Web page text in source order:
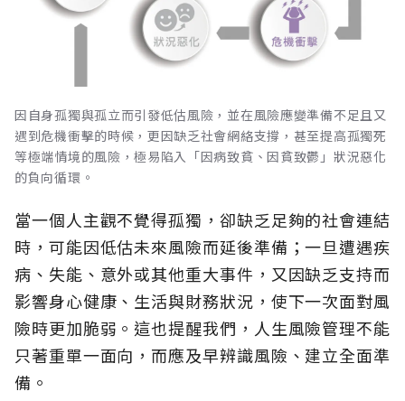
因自身孤獨與孤立而引發低估風險，並在風險應變準備不足且又
遇到危機衝擊的時候，更因缺乏社會網絡支撐，甚至提高孤獨死
等極端情境的風險，極易陷入「因病致貧、因貧致鬱」狀況惡化
的負向循環。
當一個人主觀不覺得孤獨，卻缺乏足夠的社會連結
時，可能因低估未來風險而延後準備；一旦遭遇疾
病、失能、意外或其他重大事件，又因缺乏支持而
影響身心健康、生活與財務狀況，使下一次面對風
險時更加脆弱。這也提醒我們，人生風險管理不能
只著重單一面向，而應及早辨識風險、建立全面準
備。